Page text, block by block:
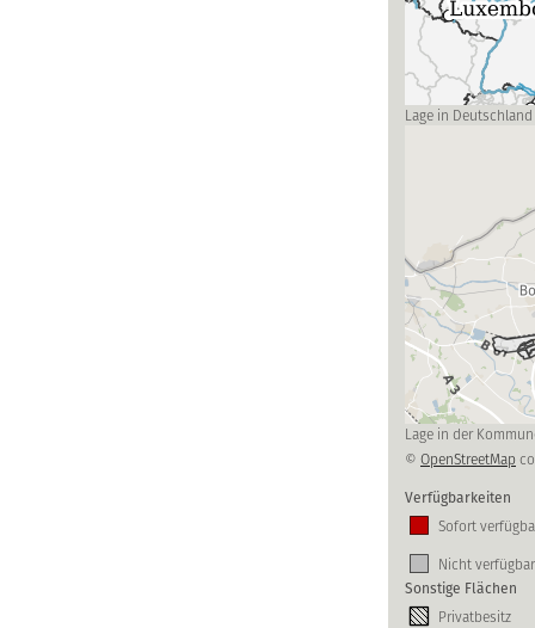
Lage in Deutschland
Lage in der
© OpenStreetMap
Verfügbarkeiten
Sofort
Nicht
Sonstige Flächen
Privatbesitz